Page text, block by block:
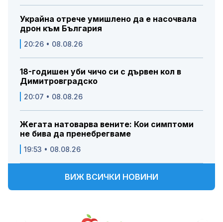
Украйна отрече умишлено да е насочвала
дрон към България
20:26 • 08.08.26
18-годишен уби чичо си с дървен кол в
Димитровградско
20:07 • 08.08.26
Жегата натоварва вените: Кои симптоми
не бива да пренебрегваме
19:53 • 08.08.26
ВИЖ ВСИЧКИ НОВИНИ